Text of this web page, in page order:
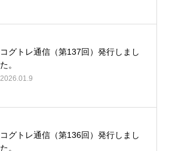
コグトレ通信（第137回）発行しまし
た。
2026.01.9
コグトレ通信（第136回）発行しまし
た。